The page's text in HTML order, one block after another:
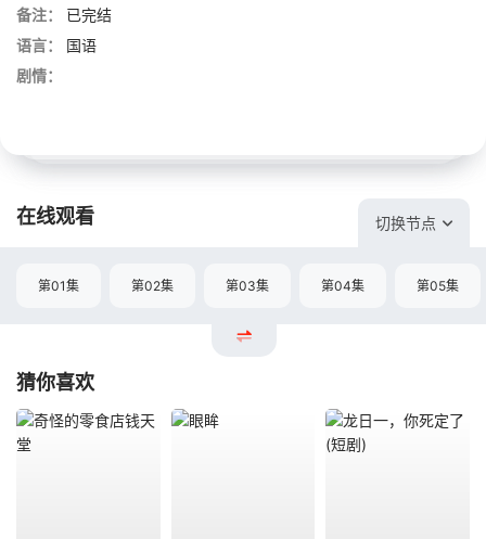
备注：
已完结
语言：
国语
剧情：
在线观看 切换节点
第01集 第02集 第03集 第04集 第05集
猜你喜欢